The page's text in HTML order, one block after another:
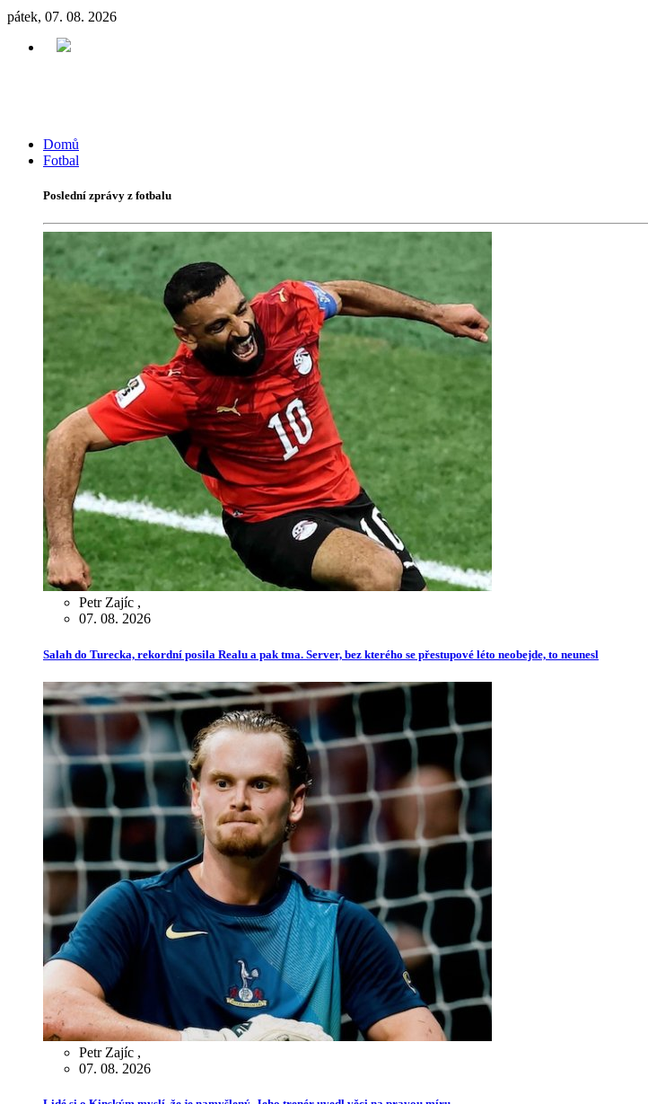
pátek, 07. 08. 2026
Domů
Fotbal
Poslední zprávy z fotbalu
Petr Zajíc ,
07. 08. 2026
Salah do Turecka, rekordní posila Realu a pak tma. Server, bez kterého se přestupové léto neobejde, to neunesl
Petr Zajíc ,
07. 08. 2026